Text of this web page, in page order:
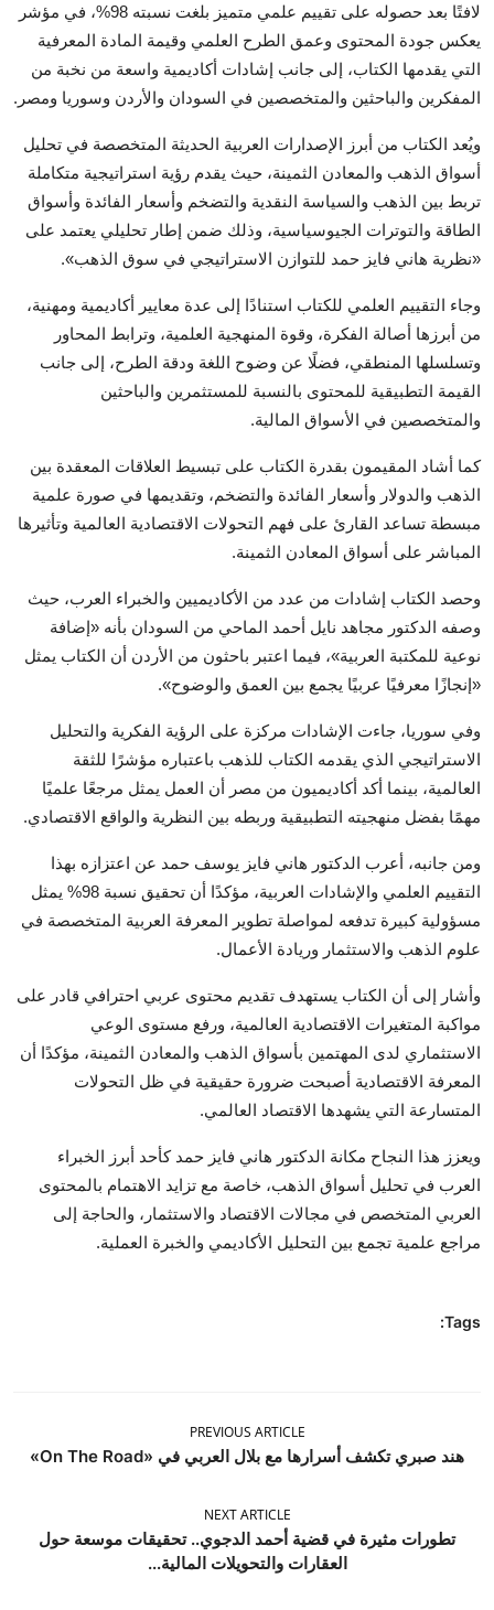
لافتًا بعد حصوله على تقييم علمي متميز بلغت نسبته 98%، في مؤشر
يعكس جودة المحتوى وعمق الطرح العلمي وقيمة المادة المعرفية
التي يقدمها الكتاب، إلى جانب إشادات أكاديمية واسعة من نخبة من
المفكرين والباحثين والمتخصصين في السودان والأردن وسوريا ومصر.
ويُعد الكتاب من أبرز الإصدارات العربية الحديثة المتخصصة في تحليل
أسواق الذهب والمعادن الثمينة، حيث يقدم رؤية استراتيجية متكاملة
تربط بين الذهب والسياسة النقدية والتضخم وأسعار الفائدة وأسواق
الطاقة والتوترات الجيوسياسية، وذلك ضمن إطار تحليلي يعتمد على
«نظرية هاني فايز حمد للتوازن الاستراتيجي في سوق الذهب».
وجاء التقييم العلمي للكتاب استنادًا إلى عدة معايير أكاديمية ومهنية،
من أبرزها أصالة الفكرة، وقوة المنهجية العلمية، وترابط المحاور
وتسلسلها المنطقي، فضلًا عن وضوح اللغة ودقة الطرح، إلى جانب
القيمة التطبيقية للمحتوى بالنسبة للمستثمرين والباحثين
والمتخصصين في الأسواق المالية.
كما أشاد المقيمون بقدرة الكتاب على تبسيط العلاقات المعقدة بين
الذهب والدولار وأسعار الفائدة والتضخم، وتقديمها في صورة علمية
مبسطة تساعد القارئ على فهم التحولات الاقتصادية العالمية وتأثيرها
المباشر على أسواق المعادن الثمينة.
وحصد الكتاب إشادات من عدد من الأكاديميين والخبراء العرب، حيث
وصفه الدكتور مجاهد نايل أحمد الماحي من السودان بأنه «إضافة
نوعية للمكتبة العربية»، فيما اعتبر باحثون من الأردن أن الكتاب يمثل
«إنجازًا معرفيًا عربيًا يجمع بين العمق والوضوح».
وفي سوريا، جاءت الإشادات مركزة على الرؤية الفكرية والتحليل
الاستراتيجي الذي يقدمه الكتاب للذهب باعتباره مؤشرًا للثقة
العالمية، بينما أكد أكاديميون من مصر أن العمل يمثل مرجعًا علميًا
مهمًا بفضل منهجيته التطبيقية وربطه بين النظرية والواقع الاقتصادي.
ومن جانبه، أعرب الدكتور هاني فايز يوسف حمد عن اعتزازه بهذا
التقييم العلمي والإشادات العربية، مؤكدًا أن تحقيق نسبة 98% يمثل
مسؤولية كبيرة تدفعه لمواصلة تطوير المعرفة العربية المتخصصة في
علوم الذهب والاستثمار وريادة الأعمال.
وأشار إلى أن الكتاب يستهدف تقديم محتوى عربي احترافي قادر على
مواكبة المتغيرات الاقتصادية العالمية، ورفع مستوى الوعي
الاستثماري لدى المهتمين بأسواق الذهب والمعادن الثمينة، مؤكدًا أن
المعرفة الاقتصادية أصبحت ضرورة حقيقية في ظل التحولات
المتسارعة التي يشهدها الاقتصاد العالمي.
ويعزز هذا النجاح مكانة الدكتور هاني فايز حمد كأحد أبرز الخبراء
العرب في تحليل أسواق الذهب، خاصة مع تزايد الاهتمام بالمحتوى
العربي المتخصص في مجالات الاقتصاد والاستثمار، والحاجة إلى
مراجع علمية تجمع بين التحليل الأكاديمي والخبرة العملية.
Tags:
PREVIOUS ARTICLE
هند صبري تكشف أسرارها مع بلال العربي في «On The Road»
NEXT ARTICLE
تطورات مثيرة في قضية أحمد الدجوي.. تحقيقات موسعة حول
العقارات والتحويلات المالية...